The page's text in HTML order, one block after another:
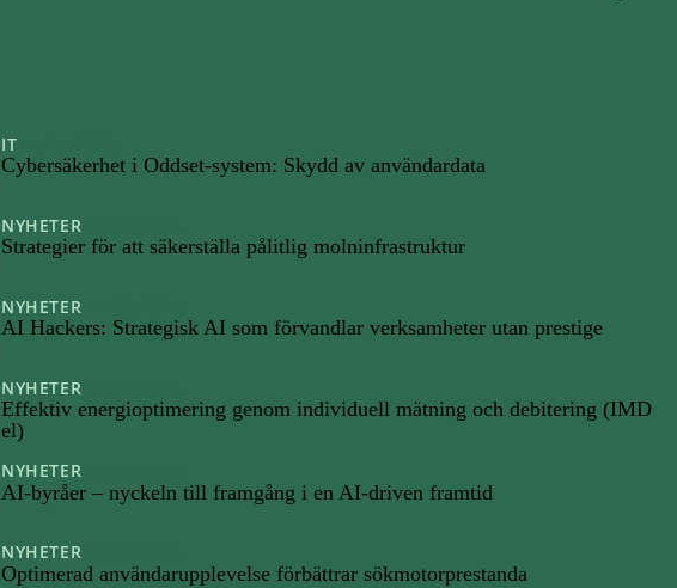
IT
Cybersäkerhet i Oddset-system: Skydd av användardata
NYHETER
Strategier för att säkerställa pålitlig molninfrastruktur
NYHETER
AI Hackers: Strategisk AI som förvandlar verksamheter utan prestige
NYHETER
Effektiv energioptimering genom individuell mätning och debitering (IMD
el)
NYHETER
AI-byråer – nyckeln till framgång i en AI-driven framtid
NYHETER
Optimerad användarupplevelse förbättrar sökmotorprestanda